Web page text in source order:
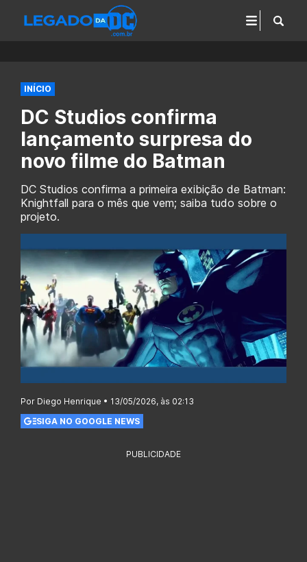
INÍCIO
DC Studios confirma
lançamento surpresa do
novo filme do Batman
DC Studios confirma a primeira exibição de Batman:
Knightfall para o mês que vem; saiba tudo sobre o
projeto.
Por Diego Henrique • 13/05/2026, às 02:13
SIGA NO GOOGLE NEWS
PUBLICIDADE